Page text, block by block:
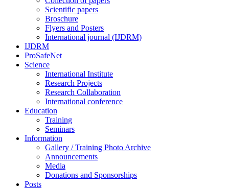
Scientific papers
Broschure
Flyers and Posters
International journal (IJDRM)
IJDRM
ProSafeNet
Science
International Institute
Research Projects
Research Collaboration
International conference
Education
Training
Seminars
Information
Gallery / Training Photo Archive
Announcements
Media
Donations and Sponsorships
Posts